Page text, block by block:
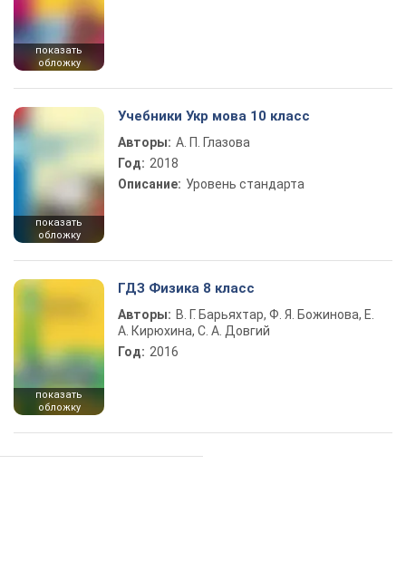
показать
обложку
показать
обложку
Учебники Укр мова 10 класс
Авторы: А. П. Глазова
Год: 2018
Описание: Уровень стандарта
показать
обложку
ГДЗ Физика 8 класс
Авторы: В. Г. Барьяхтар, Ф. Я. Божинова, Е.
А. Кирюхина, С. А. Довгий
Год: 2016